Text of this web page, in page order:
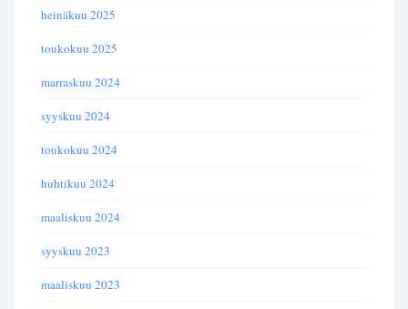
heinäkuu 2025
toukokuu 2025
marraskuu 2024
syyskuu 2024
toukokuu 2024
huhtikuu 2024
maaliskuu 2024
syyskuu 2023
maaliskuu 2023